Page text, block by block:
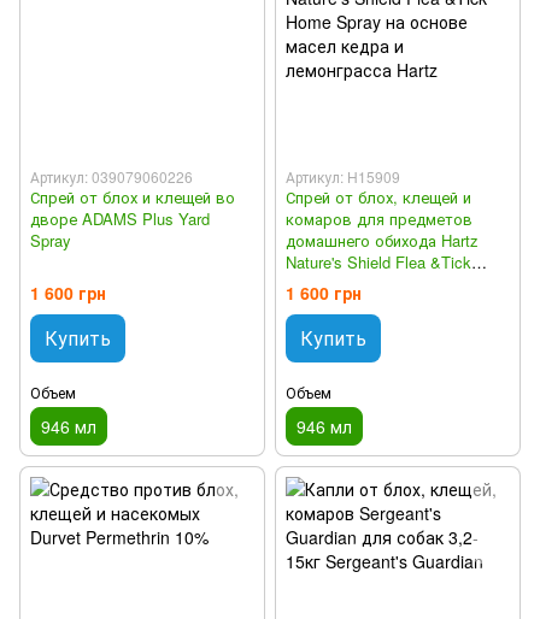
Артикул: 039079060226
Спрей от блох и клещей во
дворе ADAMS Plus Yard
Spray
1 600 грн
Купить
Объем
946 мл
Артикул: H15909
Спрей от блох, клещей и
комаров для предметов
домашнего обихода Hartz
Nature's Shield Flea &Tick
Home Spray на основе масел
кедра и лемонграсса
1 600 грн
Купить
Объем
946 мл